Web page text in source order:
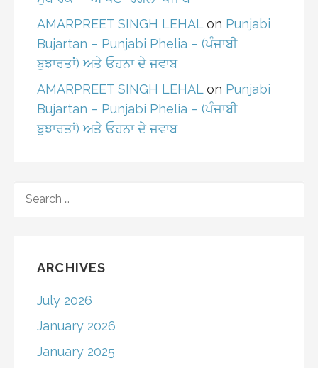
AMARPREET SINGH LEHAL on Punjabi
Bujartan – Punjabi Phelia – (ਪੰਜਾਬੀ
ਬੁਝਾਰਤਾਂ) ਅਤੇ ਓਹਨਾ ਦੇ ਜਵਾਬ
AMARPREET SINGH LEHAL on Punjabi
Bujartan – Punjabi Phelia – (ਪੰਜਾਬੀ
ਬੁਝਾਰਤਾਂ) ਅਤੇ ਓਹਨਾ ਦੇ ਜਵਾਬ
FOR:
ARCHIVES
July 2026
January 2026
January 2025